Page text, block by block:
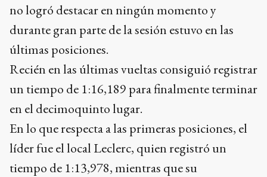
no logró destacar en ningún momento y
durante gran parte de la sesión estuvo en las
últimas posiciones.
Recién en las últimas vueltas consiguió registrar
un tiempo de 1:16,189 para finalmente terminar
en el decimoquinto lugar.
En lo que respecta a las primeras posiciones, el
líder fue el local Leclerc, quien registró un
tiempo de 1:13,978, mientras que su